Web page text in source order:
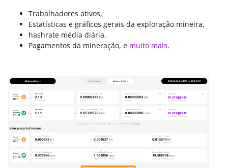
Trabalhadores ativos,
Estatísticas e gráficos gerais da exploração mineira,
hashrate média diária,
Pagamentos da mineração, e muito mais.